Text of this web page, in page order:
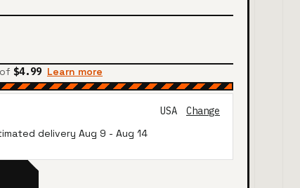
$4.99 Learn more
USA
Change
delivery Aug 9 - Aug 14